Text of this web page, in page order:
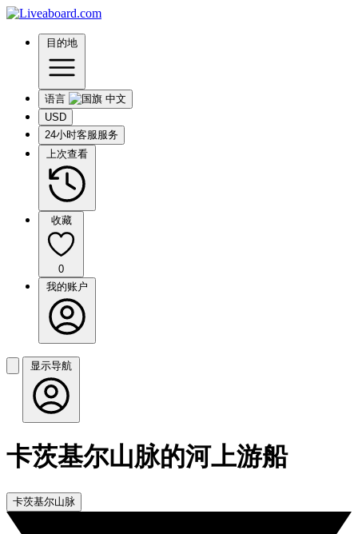
目的地
语言
USD
24小时客服服务
上次查看
收藏
0
我的账户
显示导航
卡茨基尔山脉的河上游船
卡茨基尔山脉